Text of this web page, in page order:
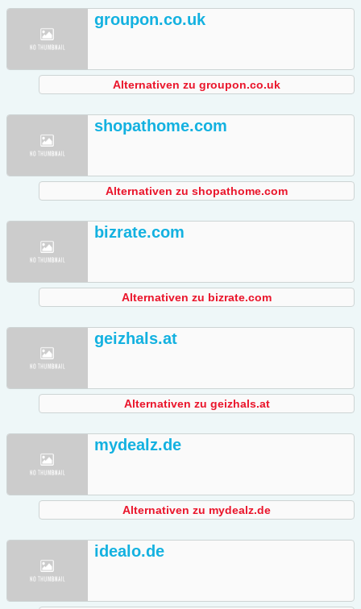
groupon.co.uk
Alternativen zu groupon.co.uk
shopathome.com
Alternativen zu shopathome.com
bizrate.com
Alternativen zu bizrate.com
geizhals.at
Alternativen zu geizhals.at
mydealz.de
Alternativen zu mydealz.de
idealo.de